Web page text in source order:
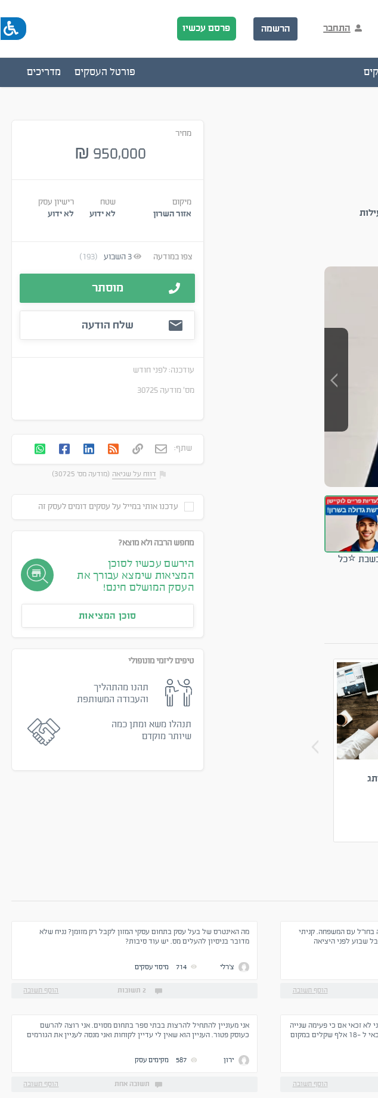
התחבר הרשמה פרסם עכשיו
מדריכים פורטל העסקים
480,000 ש''ח ⭐כשר סגור בשבת ⭐כל
מחיר
950,000
₪
מיקום
אזור השרון
שטח
לא ידוע
רישיון עסק
לא ידוע
צפו במודעה 3השבוע (193)
מוסתר
שלח הודעה
עודכנה:לפני חודש
מס׳ מודעה
שתף:
דווח על שגיאה (מודעה מס' 30725)
עדכנו אותי במייל על עסקים דומים לעסק זה
מחפש הרבה ולא מוצא?
הירשם עכשיו לסוכן
המציאות שימצא עבורך את
העסק המושלם חינם!
סוכן המציאות
טיפים ליזמי מונופולי
תהנו מהתהליך
והעבודה המשותפת
תנהלו משא ומתן כמה
שיותר מוקדם
בחו"ל עם המשפחה. קניתי
שבוע לפני היציאה
הוסף תשובה
מה האינטרס של בעל עסק בתחום עסקי המזון לקבל רק מזומן? נניח שלא
מדובר בניסיון להעלים מס. יש עוד סיבות?
צ'רלי 714 מיסוי עסקים
2 תשובות הוסף תשובה
לא זכאי אם כי פעימה שנייה
רשום לי שאני זכאי והיום קיבלתי הודעה שאני זכאי ל -18 אלף שקלים במקום
או שיש סבירות שאחרי
הכסף או את חלקו כפי
הוסף תשובה
אני מעוניין להתחיל להרצות בבתי ספר בתחום מסוים. אני רוצה להרשם
כעוסק פטור. העניין הוא שאין לי עדיין לקוחות ואני מנסה לעניין את הגורמים
ייתפוס בהמשך.איך מתנהלים במצב זה מבחינת רישום ברשויות המס.
ירון 587 מקימים עסק
תשובה אחת הוסף תשובה